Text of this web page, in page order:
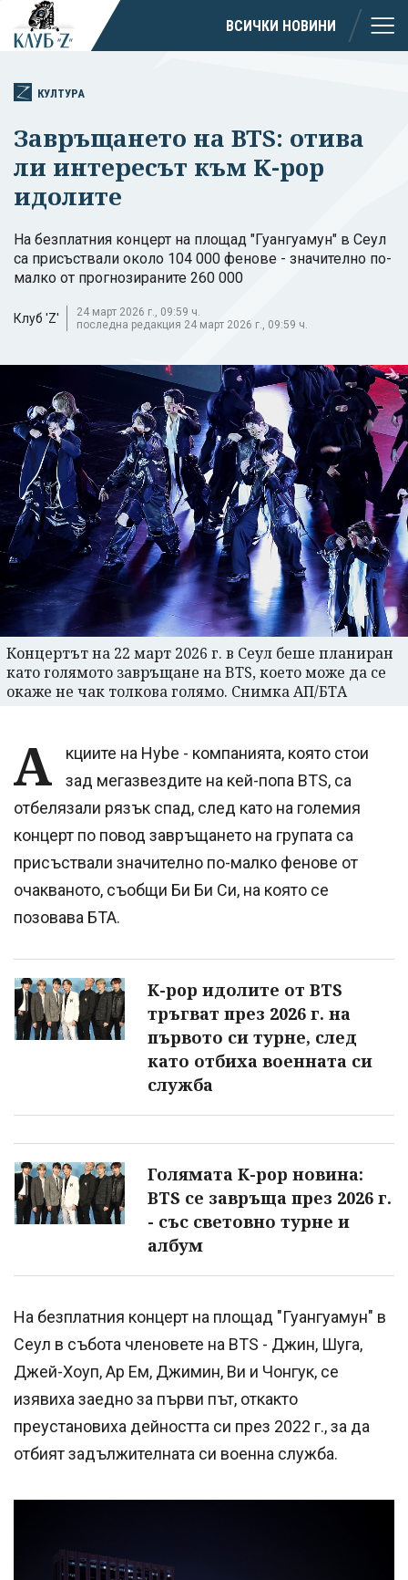
ВСИЧКИ НОВИНИ
КУЛТУРА
Завръщането на BTS: отива
ли интересът към K-pop
идолите
На безплатния концерт на площад "Гуангуамун" в Сеул
са присъствали около 104 000 фенове - значително по-
малко от прогнозираните 260 000
Клуб 'Z'
24 март 2026 г., 09:59 ч.
последна редакция 24 март 2026 г., 09:59 ч.
Концертът на 22 март 2026 г. в Сеул беше планиран
като голямото завръщане на BTS, което може да се
окаже не чак толкова голямо. Снимка АП/БТА
А
кциите на Hybe - компанията, която стои
зад мегазвездите на кей-попа BTS, са
отбелязали рязък спад, след като на големия
концерт по повод завръщането на групата са
присъствали значително по-малко фенове от
очакваното, съобщи Би Би Си, на която се
позовава БТА.
K-pop идолите от BTS
тръгват през 2026 г. на
първото си турне, след
като отбиха военната си
служба
Голямата K-pop новина:
BTS се завръща през 2026 г.
- със световно турне и
албум
На безплатния концерт на площад "Гуангуамун" в
Сеул в събота членовете на BTS - Джин, Шуга,
Джей-Хоуп, Ар Ем, Джимин, Ви и Чонгук, се
изявиха заедно за първи път, откакто
преустановиха дейността си през 2022 г., за да
отбият задължителната си военна служба.